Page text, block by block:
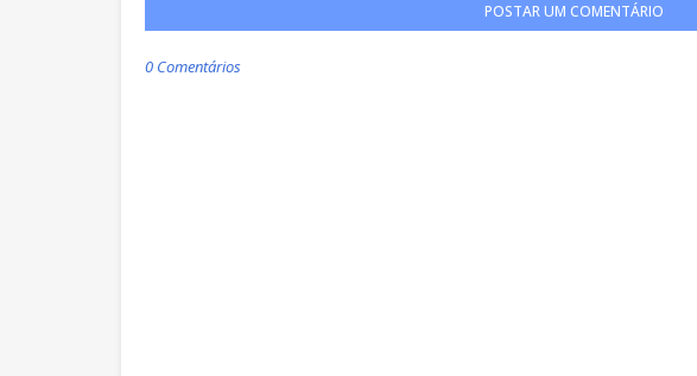
POSTAR UM COMENTÁRIO
0 Comentários